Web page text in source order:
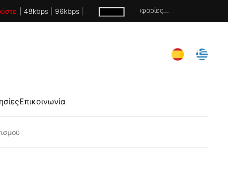
48kbps 96kbpsΧωρίς πληροφορίες...
Επικοινωνία